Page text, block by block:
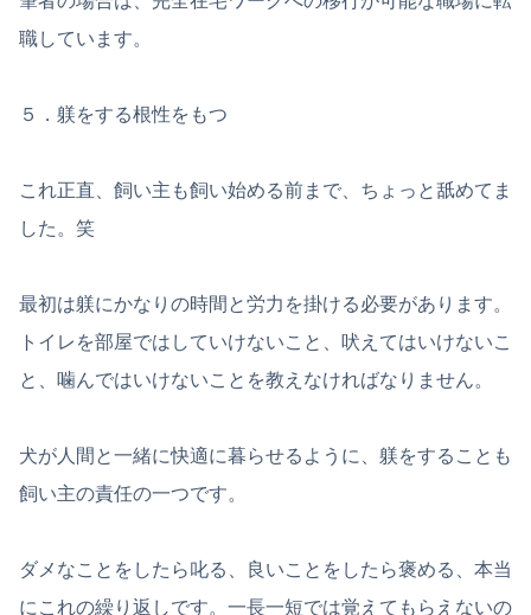
職しています。
５．躾をする根性をもつ
これ正直、飼い主も飼い始める前まで、ちょっと舐めてま
した。笑
最初は躾にかなりの時間と労力を掛ける必要があります。
トイレを部屋ではしていけないこと、吠えてはいけないこ
と、噛んではいけないことを教えなければなりません。
犬が人間と一緒に快適に暮らせるように、躾をすることも
飼い主の責任の一つです。
ダメなことをしたら叱る、良いことをしたら褒める、本当
にこれの繰り返しです。一長一短では覚えてもらえないの